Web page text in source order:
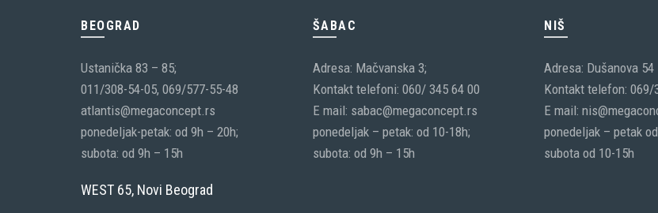
BEOGRAD
Ustanička 83 – 85;
011/308-54-05, 069/577-55-48
atlantis@megaconcept.rs
ponedeljak-petak: od 9h – 20h;
subota: od 9h – 15h
WEST 65, Novi Beograd
ŠABAC
Adresa: Mačvanska 3;
Kontakt telefoni: 060/ 345 64 00
E mail: sabac@megaconcept.rs
ponedeljak – petak: od 10-18h;
subota: od 9h – 15h
NIŠ
Adresa: Dušanova 54
Kontakt telefon: 069/
E mail:
ponedeljak – petak
subota od 10-15h